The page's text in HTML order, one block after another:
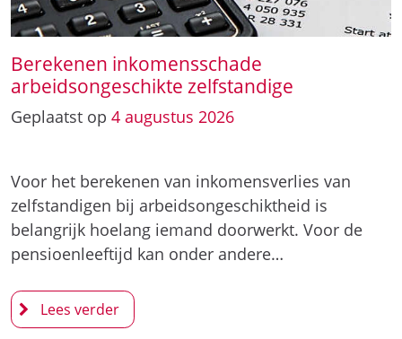
Berekenen inkomensschade
arbeidsongeschikte zelfstandige
Geplaatst op 4 augustus 2026
Voor het berekenen van inkomensverlies van
zelfstandigen bij arbeidsongeschiktheid is
belangrijk hoelang iemand doorwerkt. Voor de
pensioenleeftijd kan onder andere…